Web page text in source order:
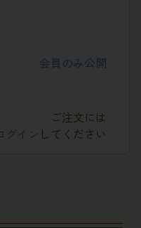
会員のみ公開
ご注文には
グイン してください